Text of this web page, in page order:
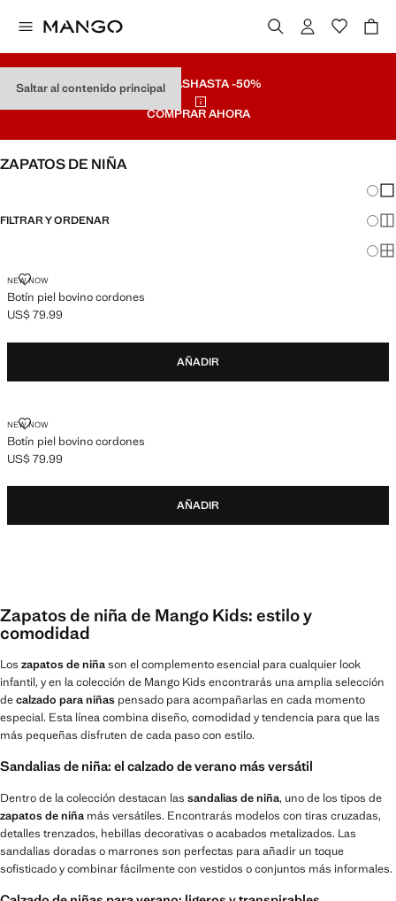
Saltar al contenido principal
REBAJASHASTA -50%
COMPRAR AHORA
ZAPATOS DE NIÑA
FILTRAR Y ORDENAR
NEW NOW
Botín piel bovino cordones
BOTÍN PIEL BOVINO CORDONES
Precio actual [US$ 79.99 ]
US$ 79.99
AÑADIR
NEW NOW
Botín piel bovino cordones
BOTÍN PIEL BOVINO CORDONES
Precio actual [US$ 79.99 ]
US$ 79.99
AÑADIR
Zapatos de niña de Mango Kids: estilo y
comodidad
Los zapatos de niñason el complemento esencial para cualquier look
infantil, y en la colección de Mango Kids encontrarás una amplia selección
decalzado para niñas pensado para acompañarlas en cada momento
especial. Esta línea combina diseño, comodidad y tendencia para que las
más pequeñas disfruten de cada paso con estilo.
Sandalias de niña: el calzado de verano más versátil
Dentro de la colección destacan las sandalias de niña, uno de los tipos de
zapatos de niña más versátiles. Encontrarás modelos con tiras cruzadas,
detalles trenzados, hebillas decorativas o acabados metalizados. Las
sandalias doradas o marrones son perfectas para añadir un toque
sofisticado y combinar fácilmente con vestidos o conjuntos más informales.